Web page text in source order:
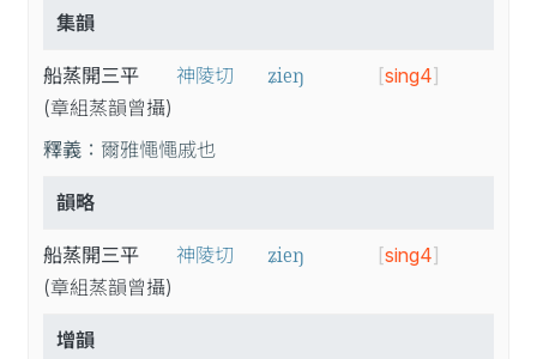
集韻
船蒸開三平
(章組蒸韻曾攝)
神陵切 ʑieŋ [sing4]
釋義： 爾雅憴憴戚也
韻略
船蒸開三平
(章組蒸韻曾攝)
神陵切 ʑieŋ [sing4]
增韻